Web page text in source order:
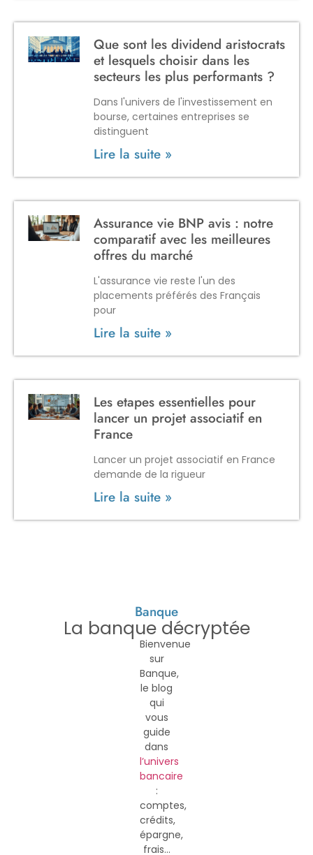
Que sont les dividend aristocrats
et lesquels choisir dans les
secteurs les plus performants ?
Dans l'univers de l'investissement en
bourse, certaines entreprises se
distinguent
Lire la suite »
Assurance vie BNP avis : notre
comparatif avec les meilleures
offres du marché
L'assurance vie reste l'un des
placements préférés des Français
pour
Lire la suite »
Les etapes essentielles pour
lancer un projet associatif en
France
Lancer un projet associatif en France
demande de la rigueur
Lire la suite »
Banque
La banque décryptée
Bienvenue
sur
Banque,
le blog
qui
vous
guide
dans
l’univers
bancaire
:
comptes,
crédits,
épargne,
frais…